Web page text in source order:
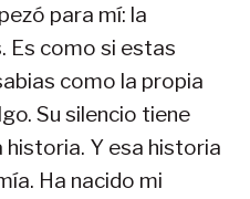
para mí: la
Es como si estas
como la propia
Su silencio tiene
historia. Y esa historia
Ha nacido mi